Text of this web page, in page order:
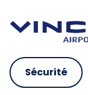
Sécurité